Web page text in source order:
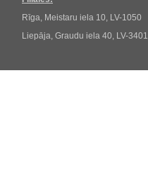
Rīga, Meistaru iela 10, LV-1050
Liepāja, Graudu iela 40, LV-3401